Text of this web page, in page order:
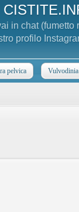
in chat
profilo
pelvica Vulvodinia